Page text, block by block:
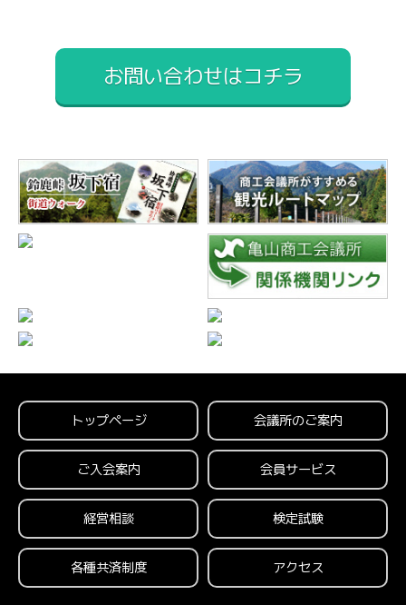
お問い合わせはコチラ
トップページ 会議所のご案内
ご入会案内 会員サービス
経営相談 検定試験
各種共済制度 アクセス